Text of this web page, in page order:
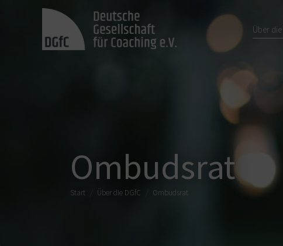
Über die
Ombudsrat
Sie befinden sich hier:
Start Über die DGfC Ombudsrat